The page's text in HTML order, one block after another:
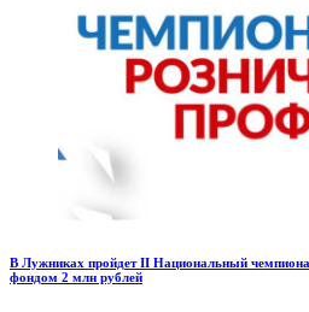
В Лужниках пройдет II Национальный
фондом 2 млн рублей